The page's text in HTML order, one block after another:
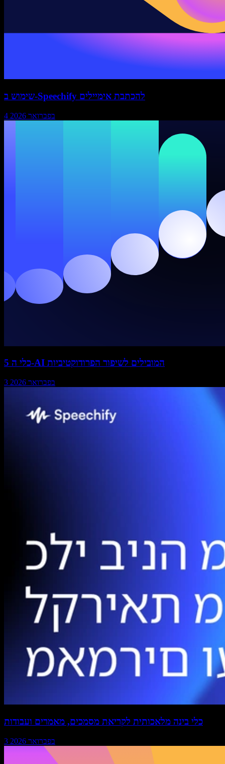
שימוש ב-Speechify להכתבת אימיילים
4 בפברואר 2026
5 כלי ה-AI המובילים לשיפור הפרודוקטיביות
3 בפברואר 2026
כלי בינה מלאכותית לקריאת מסמכים, מאמרים ועבודות
3 בפברואר 2026